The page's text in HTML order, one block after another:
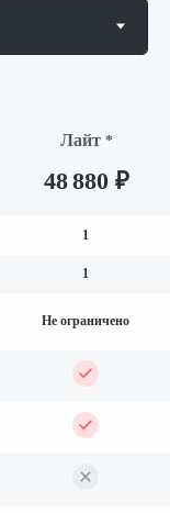
Лайт *
48 880 ₽
1
1
Не ограничено